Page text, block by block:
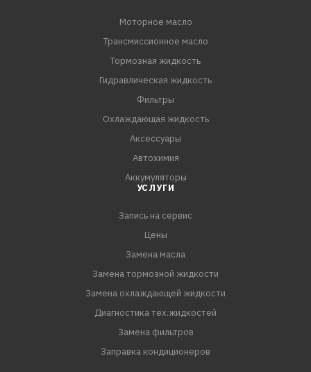
Моторное масло
Трансмиссионное масло
Тормозная жидкость
Гидравлическая жидкость
Фильтры
Охлаждающая жидкость
Аксессуары
Автохимия
Аккумуляторы
УСЛУГИ
Запись на сервис
Цены
Замена масла
Замена тормозной жидкости
Замена охлаждающей жидкости
Диагностика тех.жидкостей
Замена фильтров
Заправка кондиционеров